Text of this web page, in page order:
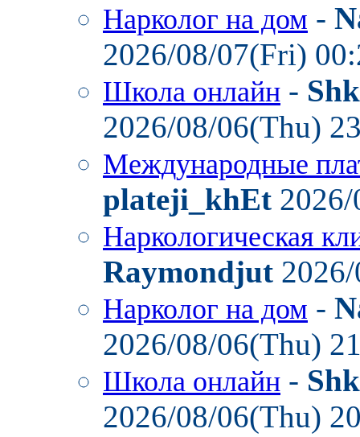
Нарколог на дом -
2026/08/07(Fri)
Школа онлайн -
2026/08/06(Thu)
Международные
plateji_khEt
Наркологическая
Raymondjut
Нарколог на дом -
2026/08/06(Thu)
Школа онлайн -
2026/08/06(Thu)